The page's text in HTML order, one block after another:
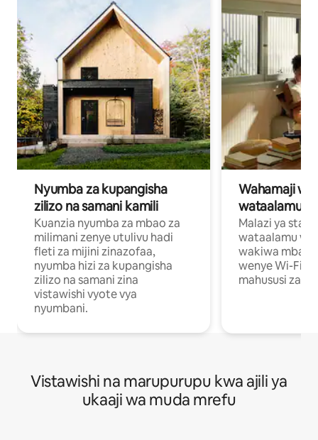
Nyumba za kupangisha
zilizo na samani kamili
Kuanzia nyumba za mbao za
milimani zenye utulivu hadi
fleti za mijini zinazofaa,
nyumba hizi za kupangisha
zilizo na samani zina
vistawishi vyote vya
nyumbani.
Wahamaji
wataalamu
Malazi ya
wataalamu
wakiwa mbali
wenye Wi-Fi
mahususi za
Vistawishi na marupurupu kwa ajili ya
ukaaji wa muda mrefu